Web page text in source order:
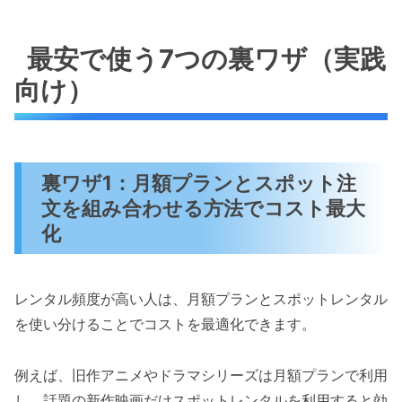
最安で使う7つの裏ワザ（実践
向け）
裏ワザ1：月額プランとスポット注
文を組み合わせる方法でコスト最大
化
レンタル頻度が高い人は、月額プランとスポットレンタル
を使い分けることでコストを最適化できます。
例えば、旧作アニメやドラマシリーズは月額プランで利用